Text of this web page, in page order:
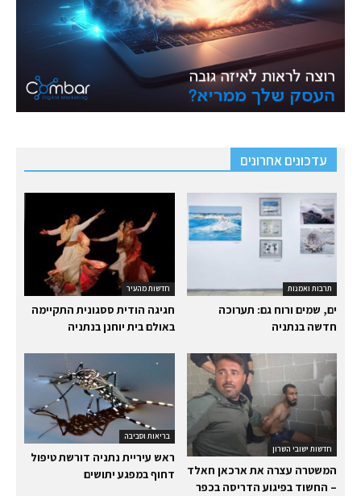
עדכונים אחרונים
חדשות מהעיר
חגיגה הודית ססגונית התקיימה
באולם בית יוחנן בנתניה
תרבות ואמנות
ים, שמים ורוח גם: תערוכה
חדשה בנתניה
בריאות וסביבה
ראש עיריית נתניה דורשת טיפול
דחוף במפגע יתושים
חדשות ישובי השרון
המשטרה עצרה את ארכאן חאלד
– החשוד בפיגוע הדריסה בכפר